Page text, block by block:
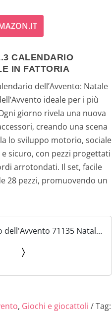
CALENDARIO
IN FATTORIA
dell’Avvento: Natale
ideale per i più
giorno rivela una nuova
creando una scena
lo sviluppo motorio, sociale
sicuro, con pezzi progettati
arrotondati. Il set, facile
28 pezzi, promuovendo un
dell'Avvento 71135 Natale
pieno di sorprese,
giocattolo per...
, Giochi e giocattoli
Tag: